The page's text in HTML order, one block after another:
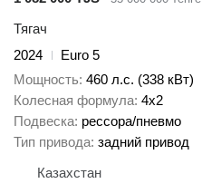
Тягач
2024
Euro 5
Мощность 460 л.с. (338 кВт)
Колесная формула 4x2
Подвеска рессора/пневмо
Тип привода задний привод
Казахстан